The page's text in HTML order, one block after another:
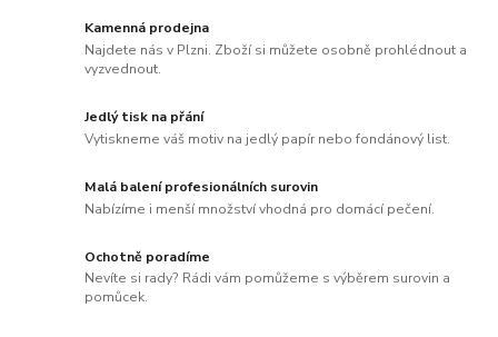
Kamenná prodejna
Najdete nás v Plzni. Zboží si můžete osobně prohlédnout a
vyzvednout.
Jedlý tisk na přání
Vytiskneme váš motiv na jedlý papír nebo fondánový list.
Malá balení profesionálních surovin
Nabízíme i menší množství vhodná pro domácí pečení.
Ochotně poradíme
Nevíte si rady? Rádi vám pomůžeme s výběrem surovin a
pomůcek.